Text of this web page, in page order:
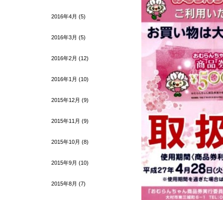
2016年4月 (5)
2016年3月 (5)
2016年2月 (12)
2016年1月 (10)
2015年12月 (9)
2015年11月 (9)
2015年10月 (8)
2015年9月 (10)
2015年8月 (7)